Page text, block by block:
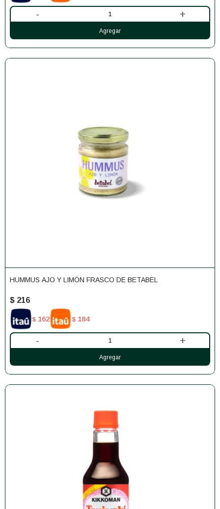
- +
HUMMUS AJO Y LIMÓN FRASCO DE BETABEL
$ 216
$ 162 $ 184
- +